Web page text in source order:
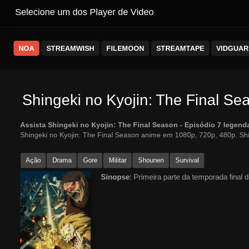
Selecione um dos Player de Video
NOA STREAMWISH FILEMOON STREAMTAPE
Shingeki no Kyojin: The Final
Assista Shingeki no Kyojin: The Final Season - Episódio 7
Shingeki no Kyojin: The Final Season anime em 1080p, 720p, 480p.
Ação Drama Gore Militar Shounen Survival
Sinopse: Primeira parte da temporada final